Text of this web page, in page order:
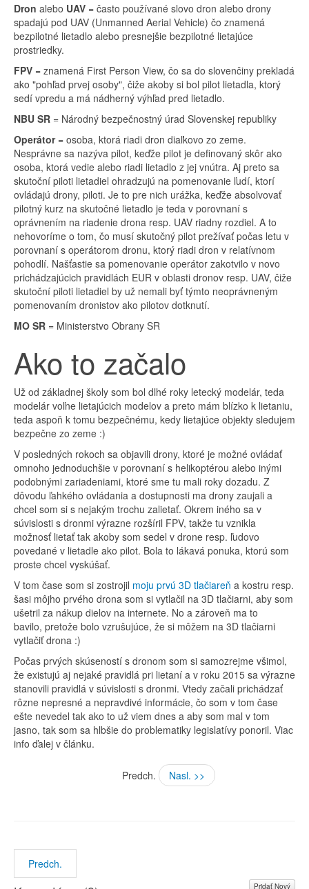
Dron alebo UAV = často používané slovo dron alebo drony
spadajú pod UAV (Unmanned Aerial Vehicle) čo znamená
bezpilotné lietadlo alebo presnejšie bezpilotné lietajúce
prostriedky.
FPV = znamená First Person View, čo sa do slovenčiny prekladá
ako "pohľad prvej osoby", čiže akoby si bol pilot lietadla, ktorý
sedí vpredu a má nádherný výhľad pred lietadlo.
NBU SR = Národný bezpečnostný úrad Slovenskej republiky
Operátor= osoba, ktorá riadi dron diaľkovo zo zeme.
Nesprávne sa nazýva pilot, keďže pilot je definovaný skôr ako
osoba, ktorá vedie alebo riadi lietadlo z jej vnútra. Aj preto sa
skutoční piloti lietadiel ohradzujú na pomenovanie ľudí, ktorí
ovládajú drony, piloti. Je to pre nich urážka, keďže absolvovať
pilotný kurz na skutočné lietadlo je teda v porovnaní s
oprávnením na riadenie drona resp. UAV riadny rozdiel. A to
nehovoríme o tom, čo musí skutočný pilot prežívať počas letu v
porovnaní s operátorom dronu, ktorý riadi dron v relatívnom
pohodlí. Našťastie sa pomenovanie operátor zakotvilo v novo
prichádzajúcich pravidlách EUR v oblasti dronov resp. UAV, čiže
skutoční piloti lietadiel by už nemali byť týmto neoprávneným
pomenovaním dronistov ako pilotov dotknutí.
MO SR = Ministerstvo Obrany SR
Ako to začalo
Už od základnej školy som bol dlhé roky letecký modelár, teda
modelár voľne lietajúcich modelov a preto mám blízko k lietaniu,
teda aspoň k tomu bezpečnému, kedy lietajúce objekty sledujem
bezpečne zo zeme :)
V posledných rokoch sa objavili drony, ktoré je možné ovládať
omnoho jednoduchšie v porovnaní s helikoptérou alebo inými
podobnými zariadeniami, ktoré sme tu mali roky dozadu. Z
dôvodu ľahkého ovládania a dostupnosti ma drony zaujali a
chcel som si s nejakým trochu zalietať. Okrem iného sa v
súvislosti s dronmi výrazne rozšíril FPV, takže tu vznikla
možnosť lietať tak akoby som sedel v drone resp. ľudovo
povedané v lietadle ako pilot. Bola to lákavá ponuka, ktorú som
proste chcel vyskúšať.
V tom čase som si zostrojil moju prvú 3D tlačiareň a kostru resp.
šasi môjho prvého drona som si vytlačil na 3D tlačiarni, aby som
ušetril za nákup dielov na internete. No a zároveň ma to
bavilo, pretože bolo vzrušujúce, že si môžem na 3D tlačiarni
vytlačiť drona :)
Počas prvých skúseností s dronom som si samozrejme všimol,
že existujú aj nejaké pravidlá pri lietaní a v roku 2015 sa výrazne
stanovili pravidlá v súvislosti s dronmi. Vtedy začali prichádzať
rôzne nepresné a nepravdivé informácie, čo som v tom čase
ešte nevedel tak ako to už viem dnes a aby som mal v tom
jasno, tak som sa hlbšie do problematiky legislatívy ponoril. Viac
info ďalej v článku.
Predch. Nasl. >>
Predch.
Pridať Nový